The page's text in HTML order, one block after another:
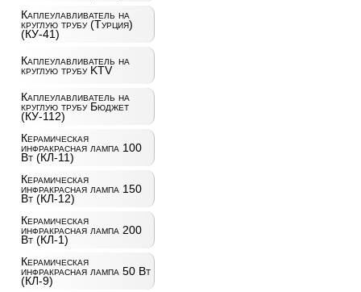
Каплеулавливатель на
круглую трубу (Турция)
(КУ-41)
Каплеулавливатель на
круглую трубу KTV
Каплеулавливатель на
круглую трубу Бюджет
(КУ-112)
Керамическая
инфракрасная лампа 100
Вт (КЛ-11)
Керамическая
инфракрасная лампа 150
Вт (КЛ-12)
Керамическая
инфракрасная лампа 200
Вт (КЛ-1)
Керамическая
инфракрасная лампа 50 Вт
(КЛ-9)